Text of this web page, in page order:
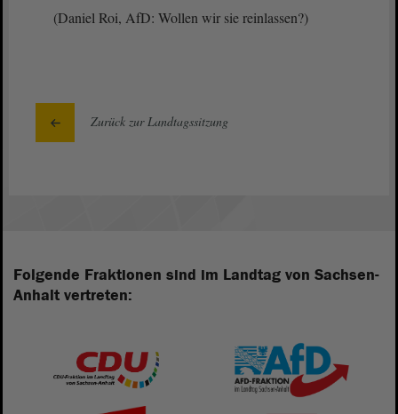
(Daniel Roi, AfD: Wollen wir sie reinlassen?)
Zurück zur Landtagssitzung
Folgende Fraktionen sind im Landtag von Sachsen-
Anhalt vertreten: